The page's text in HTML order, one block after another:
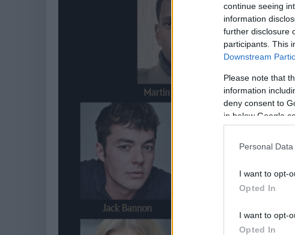
continue seeing
information
further disclosure
participants. This
Downstream
Please note that
information
deny consent to
in below Google
Personal
I want to opt-
Opted In
I want to opt-
Opted In